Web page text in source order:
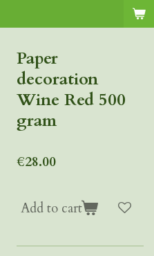
Paper
decoration
Wine Red 500
gram
€28.00
Add to cart